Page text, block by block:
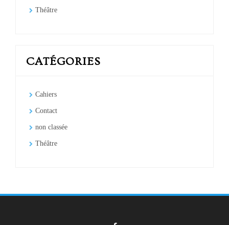
Théâtre
CATÉGORIES
Cahiers
Contact
non classée
Théâtre